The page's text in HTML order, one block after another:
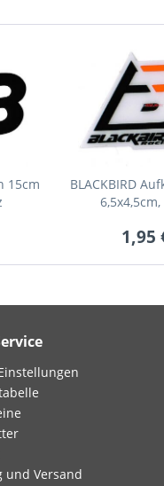
15cm
BLACKBIRD
1,95
und Versand